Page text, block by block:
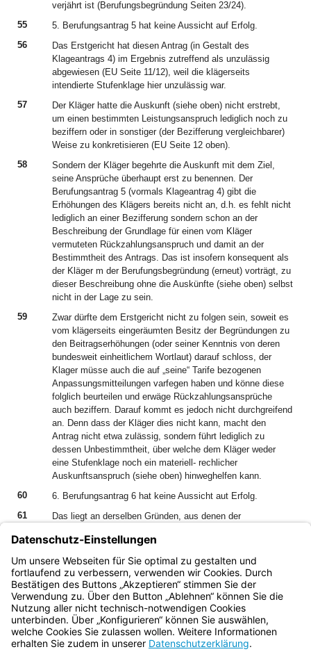
verjährt ist (Berufungsbegründung Seiten 23/24).
55
5. Berufungsantrag 5 hat keine Aussicht auf Erfolg.
56
Das Erstgericht hat diesen Antrag (in Gestalt des
Klageantrags 4) im Ergebnis zutreffend als unzulässig
abgewiesen (EU Seite 11/12), weil die klägerseits
intendierte Stufenklage hier unzulässig war.
57
Der Kläger hatte die Auskunft (siehe oben) nicht erstrebt,
um einen bestimmten Leistungsanspruch lediglich noch zu
beziffern oder in sonstiger (der Bezifferung vergleichbarer)
Weise zu konkretisieren (EU Seite 12 oben).
58
Sondern der Kläger begehrte die Auskunft mit dem Ziel,
seine Ansprüche überhaupt erst zu benennen. Der
Berufungsantrag 5 (vormals Klageantrag 4) gibt die
Erhöhungen des Klägers bereits nicht an, d.h. es fehlt nicht
lediglich an einer Bezifferung sondern schon an der
Beschreibung der Grundlage für einen vom Kläger
vermuteten Rückzahlungsanspruch und damit an der
Bestimmtheit des Antrags. Das ist insofern konsequent als
der Kläger m der Berufungsbegründung (erneut) vorträgt, zu
dieser Beschreibung ohne die Auskünfte (siehe oben) selbst
nicht in der Lage zu sein.
59
Zwar dürfte dem Erstgericht nicht zu folgen sein, soweit es
vom klägerseits eingeräumten Besitz der Begründungen zu
den Beitragserhöhungen (oder seiner Kenntnis von deren
bundesweit einheitlichem Wortlaut) darauf schloss, der
Klager müsse auch die auf „seine“ Tarife bezogenen
Anpassungsmitteilungen varfegen haben und könne diese
folglich beurteilen und erwäge Rückzahlungsansprüche
auch beziffern. Darauf kommt es jedoch nicht durchgreifend
an. Denn dass der Kläger dies nicht kann, macht den
Antrag nicht etwa zulässig, sondern führt lediglich zu
dessen Unbestimmtheit, über welche dem Kläger weder
eine Stufenklage noch ein materiell- rechlicher
Auskunftsanspruch (siehe oben) hinweghelfen kann.
60
6. Berufungsantrag 6 hat keine Aussicht aut Erfolg.
61
Das liegt an derselben Gründen, aus denen der
(siehe oben).
62
III. Aus Kostengründen könnte sich eine Rücknahme der
Berufung empfehlen.
Bayern.de
BayernPortal